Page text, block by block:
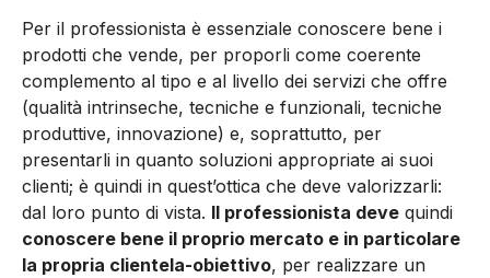
Per il professionista è essenziale conoscere bene i
prodotti che vende, per proporli come coerente
complemento al tipo e al livello dei servizi che offre
(qualità intrinseche, tecniche e funzionali, tecniche
produttive, innovazione) e, soprattutto, per
presentarli in quanto soluzioni appropriate ai suoi
clienti; è quindi in quest’ottica che deve valorizzarli:
dal loro punto di vista. Il professionista deve quindi
conoscere bene il proprio mercato e in particolare
la propria clientela-obiettivo, per realizzare un